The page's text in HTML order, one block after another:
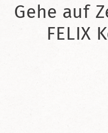
Gehe auf
FELIX